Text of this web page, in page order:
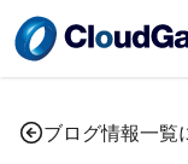
ブログ情報一覧